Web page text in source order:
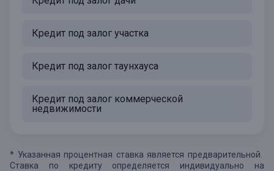
Кредит под залог участка
Кредит под залог таунхауса
Кредит под залог коммерческой
недвижимости
* Указанная процентная ставка является предварительной.
Ставка по кредиту определяется индивидуально на